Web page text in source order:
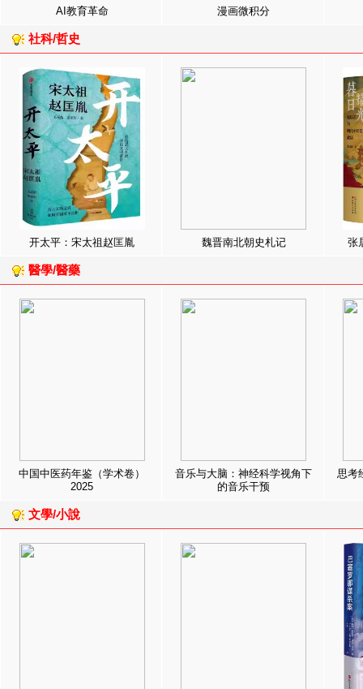
AI教育革命 漫画微积分
社科/哲史
开太平：宋太祖赵匡胤 魏晋南北朝史札记 张
醫學/醫藥
中国中医药年鉴（学术卷）
2025
音乐与大脑：神经科学视角下
的音乐干预
思考
文學/小說